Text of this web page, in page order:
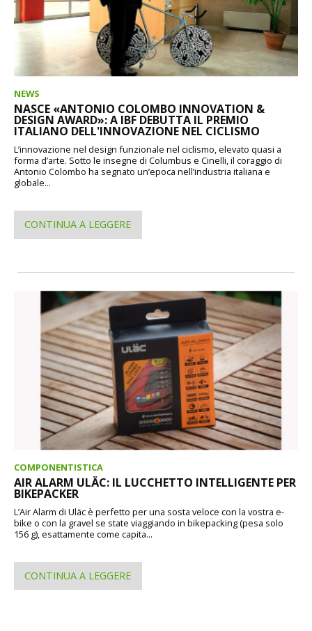
NEWS
NASCE «ANTONIO COLOMBO INNOVATION &
DESIGN AWARD»: A IBF DEBUTTA IL PREMIO
ITALIANO DELL'INNOVAZIONE NEL CICLISMO
L’innovazione nel design funzionale nel ciclismo, elevato quasi a
forma d’arte. Sotto le insegne di Columbus e Cinelli, il coraggio di
Antonio Colombo ha segnato un’epoca nell’industria italiana e
globale...
CONTINUA A LEGGERE
COMPONENTISTICA
AIR ALARM ULÄC: IL LUCCHETTO INTELLIGENTE PER
BIKEPACKER
L’Air Alarm di Uläc è perfetto per una sosta veloce con la vostra e-
bike o con la gravel se state viaggiando in bikepacking (pesa solo
156 g), esattamente come capita...
CONTINUA A LEGGERE